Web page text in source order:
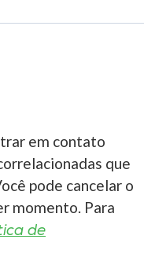
em contato
que
pode cancelar o
momento. Para
de